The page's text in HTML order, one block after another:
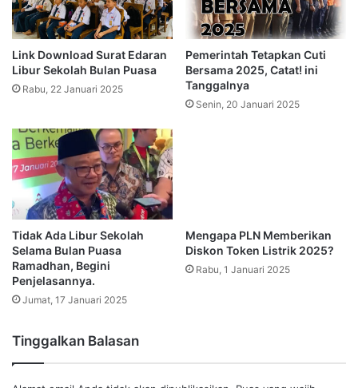
Link Download Surat Edaran
Libur Sekolah Bulan Puasa
Rabu, 22 Januari 2025
Pemerintah Tetapkan Cuti
Bersama 2025, Catat! ini
Tanggalnya
Senin, 20 Januari 2025
Tidak Ada Libur Sekolah
Selama Bulan Puasa
Ramadhan, Begini
Penjelasannya.
Jumat, 17 Januari 2025
Mengapa PLN Memberikan
Diskon Token Listrik 2025?
Rabu, 1 Januari 2025
Tinggalkan Balasan